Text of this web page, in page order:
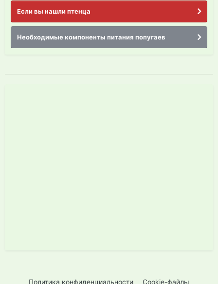
Если вы нашли птенца
Необходимые компоненты питания попугаев
Политика конфиденциальности Cookie-файлы